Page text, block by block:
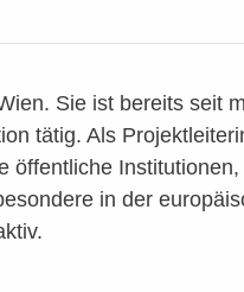
Sie ist bereits seit
tätig. Als
öffentliche
in der